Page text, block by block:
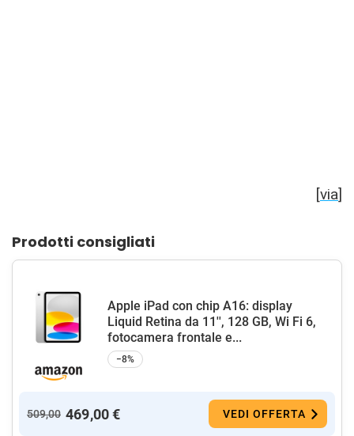
[via]
Prodotti consigliati
Apple iPad con chip A16: display
Liquid Retina da 11'', 128 GB, Wi Fi 6,
fotocamera frontale e...
−8%
509,00 469,00 € VEDI OFFERTA